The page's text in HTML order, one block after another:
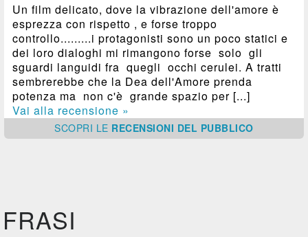
Un film delicato, dove la vibrazione dell'amore è
esprezza con rispetto , e forse troppo
controllo.........i protagonisti sono un poco statici e
dei loro dialoghi mi rimangono forse solo gli
sguardi languidi fra quegli occhi cerulei. A tratti
sembrerebbe che la Dea dell'Amore prenda
potenza ma non c'è grande spazio per [...]
Vai alla recensione »
SCOPRI LE RECENSIONI DEL PUBBLICO
FRASI